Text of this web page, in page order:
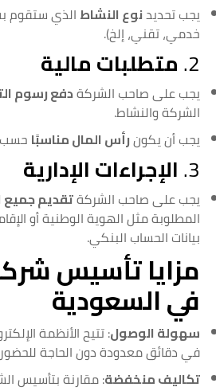
يجب تحديدنوع النشاطالذي ستقوم
خدمي، تقني، إلخ).
2. متطلبات مالية
يجب على صاحب الشركةدفع رسوم
الشركة والنشاط.
يجب أن يكونرأس المال مناسبًا حسب
3. الإجراءات الإدارية
يجب على صاحب الشركةتقديم جميع
المطلوبة مثل الهوية الوطنية أو
بيانات الحساب البنكي.
مزايا تأسيس
في السعودية
سهولة الوصول: تتيح الأنظمة
في دقائق معدودة دون الحاجة
تكاليف منخفضة: مقارنة بتأسيس